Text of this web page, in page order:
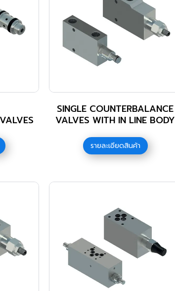
SINGLE COUNTERBALANCE
VALVES WITH IN LINE BODY
รายละเอียดสินค้า